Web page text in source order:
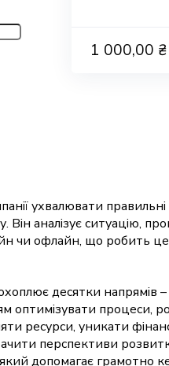
1 000,00 ₴
ухвалювати
аналізує ситуацію,
чи офлайн, що робить
десятки
оптимізувати процеси,
ресурси, уникати
перспективи
який допомагає